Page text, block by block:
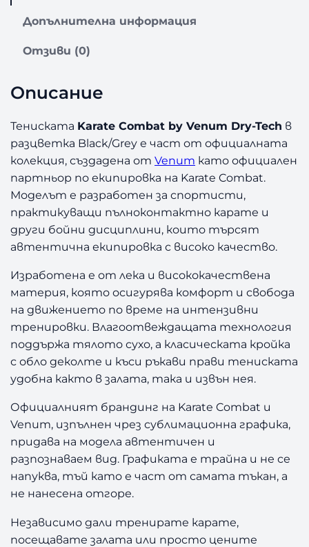
Допълнителна информация
Отзиви (0)
Описание
Тениската Karate Combat by Venum Dry-Tech в
разцветка Black/Grey е част от официалната
колекция, създадена отVenum като официален
партньор по екипировка на Karate Combat.
Моделът е разработен за спортисти,
практикуващи пълноконтактно карате и
други бойни дисциплини, които търсят
автентична екипировка с високо качество.
Изработена е от лека и висококачествена
материя, която осигурява комфорт и свобода
на движението по време на интензивни
тренировки. Влагоотвеждащата технология
поддържа тялото сухо, а класическата кройка
с обло деколте и къси ръкави прави тениската
удобна както в залата, така и извън нея.
Официалният брандинг на Karate Combat и
Venum, изпълнен чрез сублимационна графика,
придава на модела автентичен и
разпознаваем вид. Графиката е трайна и не се
напуква, тъй като е част от самата тъкан, а
не нанесена отгоре.
Независимо дали тренирате карате,
посещавате залата или просто цените